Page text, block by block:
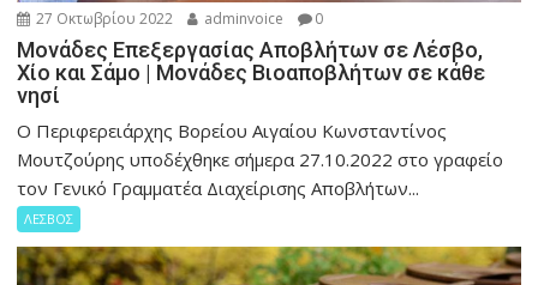
27 Οκτωβρίου 2022 adminvoice 0
Μονάδες Επεξεργασίας Αποβλήτων σε Λέσβο,
Χίο και Σάμο | Μονάδες Βιοαποβλήτων σε κάθε
νησί
Ο Περιφερειάρχης Βορείου Αιγαίου Κωνσταντίνος
Μουτζούρης υποδέχθηκε σήμερα 27.10.2022 στο γραφείο
τον Γενικό Γραμματέα Διαχείρισης Αποβλήτων...
ΛΕΣΒΟΣ